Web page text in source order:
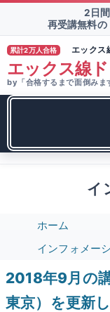
2日
再受講無料の
累計2万人合格 エックス
エックス線
by「合格するまで面倒みま
イ
ホーム
インフォメー
2018年9月の
東京）を更新